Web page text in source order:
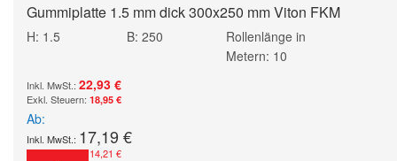
Gummiplatte 1.5 mm dick 300x250 mm Viton FKM
H: 1.5 B: 250
Rollenlänge in
Metern: 10
22,93 €
18,95 €
Ab
17,19 €
14,21 €